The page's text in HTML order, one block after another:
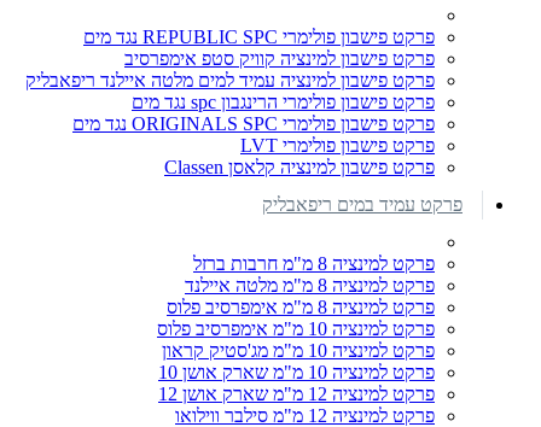
פרקט פישבון פולימרי REPUBLIC SPC נגד מים
פרקט פישבון למינציה קוויק סטפ אימפרסיב
פרקט פישבון למינציה עמיד למים מלטה איילנד ריפאבליק
פרקט פישבון פולימרי הרינגבון spc נגד מים
פרקט פישבון פולימרי ORIGINALS SPC נגד מים
פרקט פישבון פולימרי LVT
פרקט פישבון למינציה קלאסן Classen
פרקט עמיד במים ריפאבליק
פרקט למינציה 8 מ"מ חרבות ברזל
פרקט למינציה 8 מ"מ מלטה איילנד
פרקט למינציה 8 מ"מ אימפרסיב פלוס
פרקט למינציה 10 מ"מ אימפרסיב פלוס
פרקט למינציה 10 מ"מ מג'סטיק קראון
פרקט למינציה 10 מ"מ שארק אושן 10
פרקט למינציה 12 מ"מ שארק אושן 12
פרקט למינציה 12 מ"מ סילבר ווילואו